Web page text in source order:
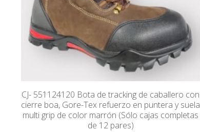
CJ- 551124120 Bota de tracking de caballero con
cierre boa, Gore-Tex refuerzo en puntera y suela
multi grip de color marrón (Sólo cajas completas
de 12 pares)